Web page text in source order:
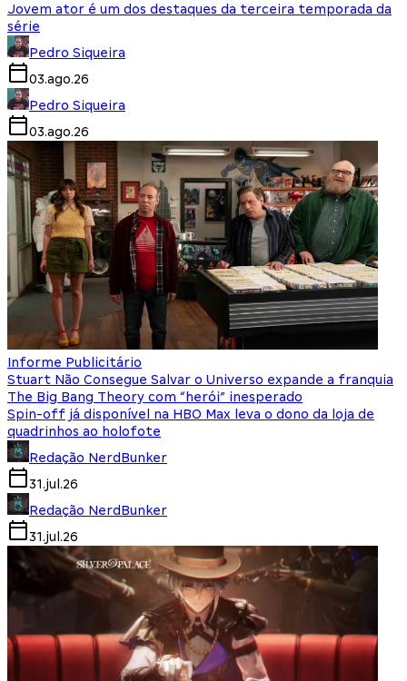
Jovem ator é um dos destaques da terceira temporada da
série
Pedro Siqueira
03.ago.26
Pedro Siqueira
03.ago.26
Informe Publicitário
Stuart Não Consegue Salvar o Universo expande a franquia
The Big Bang Theory com “herói” inesperado
Spin-off já disponível na HBO Max leva o dono da loja de
quadrinhos ao holofote
Redação NerdBunker
31.jul.26
Redação NerdBunker
31.jul.26